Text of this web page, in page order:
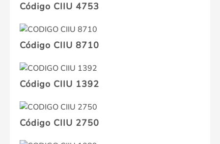
Código CIIU 4753
Código CIIU 8710
Código CIIU 1392
Código CIIU 2750